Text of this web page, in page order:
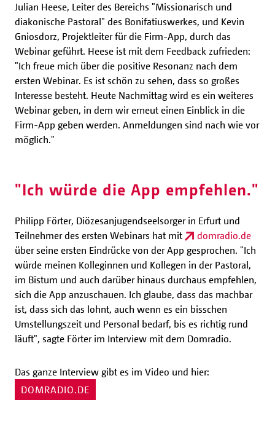
Julian Heese, Leiter des Bereichs "Missionarisch und
diakonische Pastoral" des Bonifatiuswerkes, und Kevin
Gniosdorz, Projektleiter für die Firm-App, durch das
Webinar geführt. Heese ist mit dem Feedback zufrieden:
"Ich freue mich über die positive Resonanz nach dem
ersten Webinar. Es ist schön zu sehen, dass so großes
Interesse besteht. Heute Nachmittag wird es ein weiteres
Webinar geben, in dem wir erneut einen Einblick in die
Firm-App geben werden. Anmeldungen sind nach wie vor
möglich."
"Ich würde die App empfehlen."
Philipp Förter, Diözesanjugendseelsorger in Erfurt und
Teilnehmer des ersten Webinars hat mit
domradio.de
über seine ersten Eindrücke von der App gesprochen. "Ich
würde meinen Kolleginnen und Kollegen in der Pastoral,
im Bistum und auch darüber hinaus durchaus empfehlen,
sich die App anzuschauen. Ich glaube, dass das machbar
ist, dass sich das lohnt, auch wenn es ein bisschen
Umstellungszeit und Personal bedarf, bis es richtig rund
läuft", sagte Förter im Interview mit dem Domradio.
Das ganze Interview gibt es im Video und hier:
DOMRADIO.DE